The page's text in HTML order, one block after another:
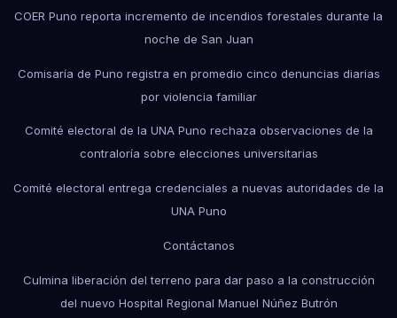
COER Puno reporta incremento de incendios forestales durante la
noche de San Juan
Comisaría de Puno registra en promedio cinco denuncias diarias
por violencia familiar
Comité electoral de la UNA Puno rechaza observaciones de la
contraloría sobre elecciones universitarias
Comité electoral entrega credenciales a nuevas autoridades de la
UNA Puno
Contáctanos
Culmina liberación del terreno para dar paso a la construcción
del nuevo Hospital Regional Manuel Núñez Butrón